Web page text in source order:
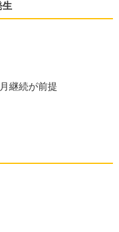
生
継続が前提